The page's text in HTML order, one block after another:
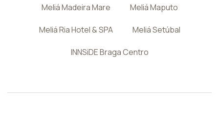
Meliá Madeira Mare Meliá Maputo
Meliá Ria Hotel & SPA Meliá Setúbal
INNSiDE Braga Centro